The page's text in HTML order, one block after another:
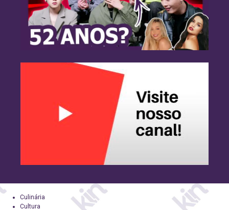
Culinária
Cultura